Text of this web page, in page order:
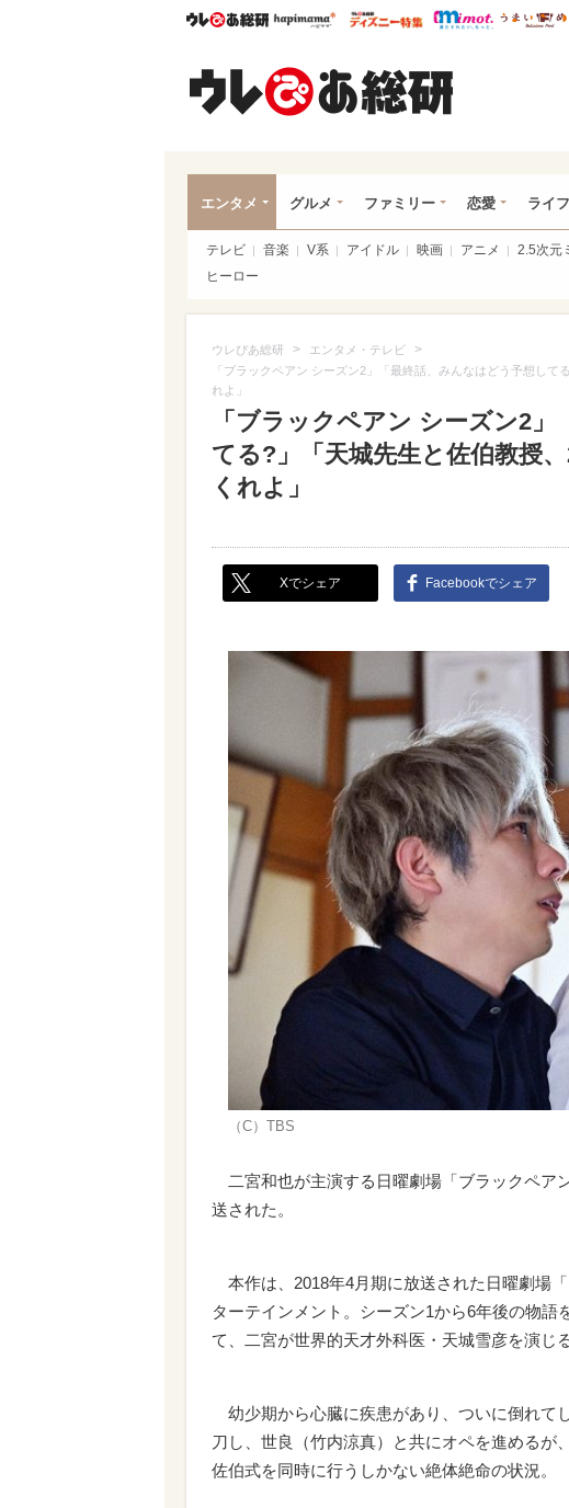
ウレぴあ総研ハピママ* ウレぴあ総研 デ
mimot.
エンタメ グルメ ファミリー 恋愛 ライ
テレビ 音楽 V系 アイドル 映画 アニメ 2.5次元
ヒーロー
ウレぴあ総研 > エンタメ・テレビ >
「ブラックペアン シーズン2」「最終話、みんなはどう予想し
れよ」
「ブラックペアン シーズン2
てる?」「天城先生と佐伯教授
くれよ」
Xでシェア Facebookでシェア
（C）TBS
二宮和也が主演する日曜劇場「ブラックペア
送された。
本作は、2018年4月期に放送された日曜劇場
ターテインメント。シーズン1から6年後の物
て、二宮が世界的天才外科医・天城雪彦を演じ
幼少期から心臓に疾患があり、ついに倒れて
刀し、世良（竹内涼真）と共にオペを進めるが
佐伯式を同時に行うしかない絶体絶命の状況。